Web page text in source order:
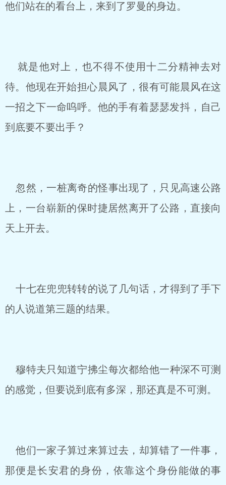
他们站在的看台上，来到了罗曼的身边。
就是他对上，也不得不使用十二分精神去对
待。他现在开始担心晨风了，很有可能晨风在这
一招之下一命呜呼。他的手有着瑟瑟发抖，自己
到底要不要出手？
忽然，一桩离奇的怪事出现了，只见高速公路
上，一台崭新的保时捷居然离开了公路，直接向
天上开去。
十七在兜兜转转的说了几句话，才得到了手下
的人说道第三题的结果。
穆特夫只知道宁拂尘每次都给他一种深不可测
的感觉，但要说到底有多深，那还真是不可测。
他们一家子算过来算过去，却算错了一件事，
那便是长安君的身份，依靠这个身份能做的事